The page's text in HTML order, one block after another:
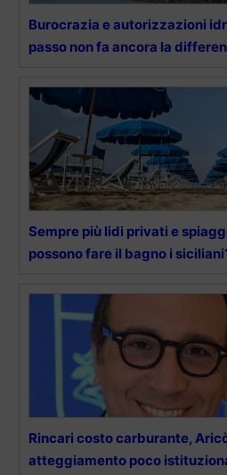
Burocrazia e autorizzazioni
passo non fa ancora la
Sempre più lidi privati e
possono fare il bagno i
Rincari costo carburante,
atteggiamento poco